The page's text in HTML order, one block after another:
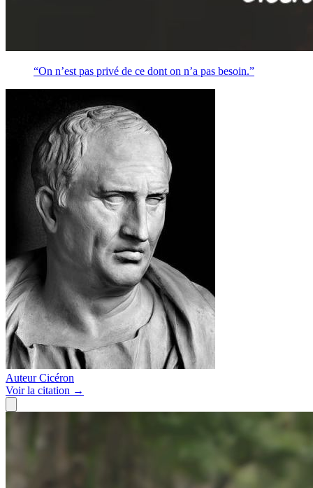
“On n’est pas privé de ce dont on n’a pas besoin.”
Auteur Cicéron
Voirla citation →